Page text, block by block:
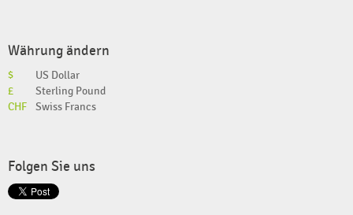
Währung ändern
$
US Dollar
£
Sterling Pound
CHF
Swiss Francs
Folgen Sie uns